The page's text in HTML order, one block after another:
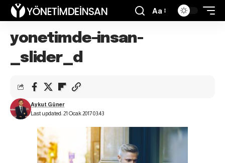
Aa
yonetimde-insan-
_slider_d
Last updated: 21 Ocak 2017 03:43
Aykut Güner